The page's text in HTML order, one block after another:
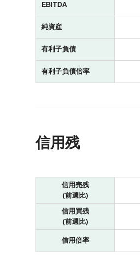
EBITDA
純資産
有利子負債
有利子負債倍率
信用残
信用売残
(前週比)
信用買残
(前週比)
信用倍率